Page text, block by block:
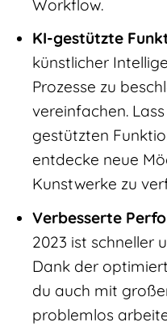
Workflow.
KI-gestützte
künstlicher
Prozesse zu
vereinfachen.
gestützten
entdecke neue
Kunstwerke zu
Verbesserte
2023 ist schneller
Dank der
du auch mit
problemlos